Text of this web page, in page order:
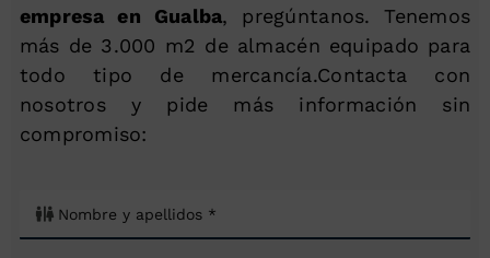
empresa en Gualba, pregúntanos. Tenemos
más de 3.000 m2 de almacén equipado para
todo tipo de mercancía.Contacta con
nosotros y pide más información sin
compromiso: